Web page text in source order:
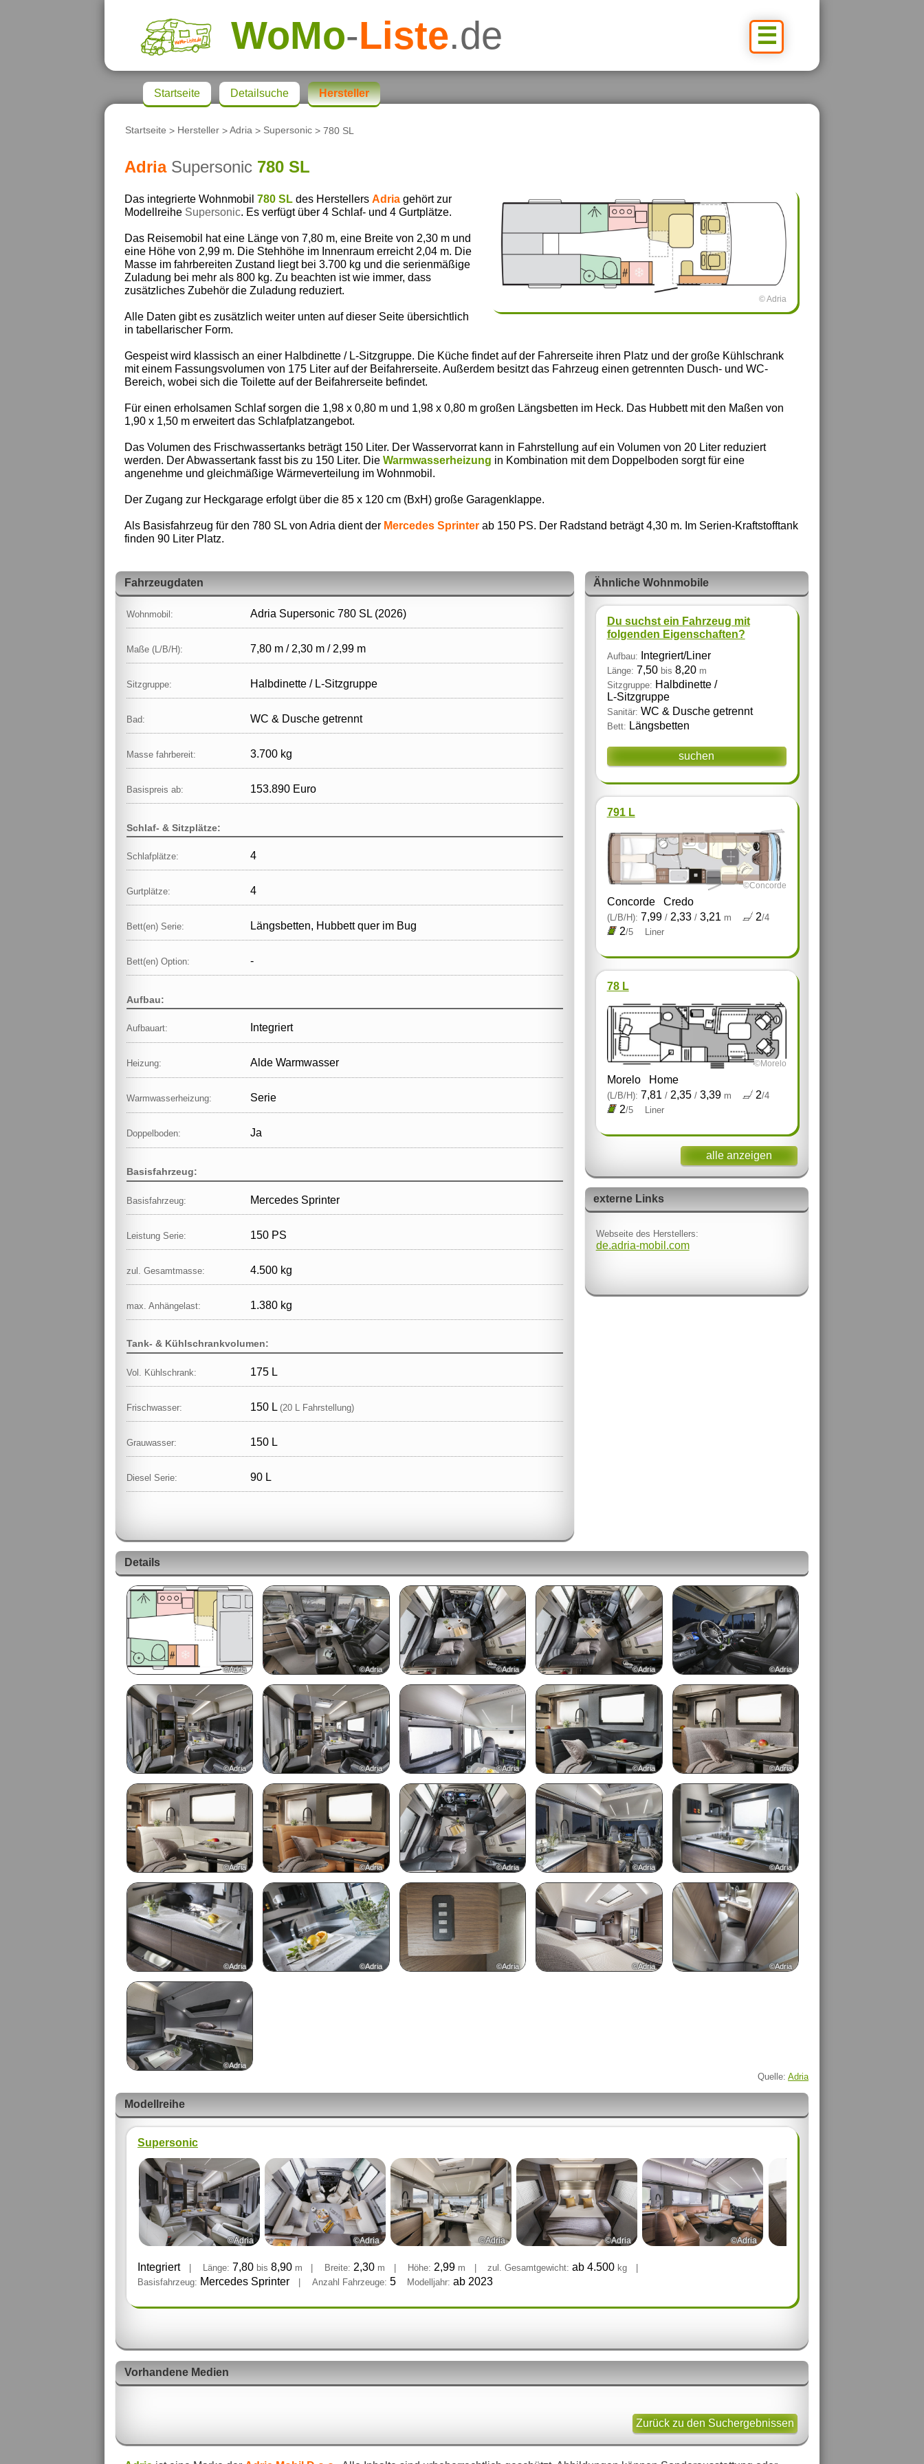
☰
WoMo-Liste.de
Startseite > Hersteller >Adria > Supersonic > 780 SL
Adria Supersonic 780 SL
© Adria
Das integrierte Wohnmobil 780 SLdes Herstellers Adriagehört zur
Modellreihe Supersonic. Es verfügt über 4 Schlaf- und 4 Gurtplätze.
Das Reisemobil hat eine Länge von 7,80 m, eine Breite von 2,30 m und
eine Höhe von 2,99 m. Die Stehhöhe im Innenraum erreicht 2,04 m. Die
Masse im fahrbereiten Zustand liegt bei 3.700 kg und die serienmäßige
Zuladung bei mehr als 800 kg. Zu beachten ist wie immer, dass
zusätzliches Zubehör die Zuladung reduziert.
Alle Daten gibt es zusätzlich weiter unten auf dieser Seite übersichtlich
in tabellarischer Form.
Gespeist wird klassisch an einer Halbdinette / L-Sitzgruppe. Die Küche findet auf der Fahrerseite ihren Platz und der große Kühlschrank
mit einem Fassungsvolumen von 175 Liter auf der Beifahrerseite. Außerdem besitzt das Fahrzeug einen getrennten Dusch- und WC-
Bereich, wobei sich die Toilette auf der Beifahrerseite befindet.
Für einen erholsamen Schlaf sorgen die 1,98 x 0,80 m und 1,98 x 0,80 m großen Längsbetten im Heck. Das Hubbett mit den Maßen von
1,90 x 1,50 m erweitert das Schlafplatzangebot.
Das Volumen des Frischwassertanks beträgt 150 Liter. Der Wasservorrat kann in Fahrstellung auf ein Volumen von 20 Liter reduziert
werden. Der Abwassertank fasst bis zu 150 Liter. Die Warmwasserheizung in Kombination mit dem Doppelboden sorgt für eine
angenehme und gleichmäßige Wärmeverteilung im Wohnmobil.
Der Zugang zur Heckgarage erfolgt über die 85 x 120 cm (BxH) große Garagenklappe.
Als Basisfahrzeug für den 780 SL von Adria dient der Mercedes Sprinterab 150 PS. Der Radstand beträgt 4,30 m. Im Serien-Kraftstofftank
finden 90 Liter Platz.
Fahrzeugdaten
Wohnmobil: Adria Supersonic 780 SL (2026)
Maße (L/B/H): 7,80 m / 2,30 m / 2,99 m
Sitzgruppe: Halbdinette / L‑Sitzgruppe
Bad: WC & Dusche getrennt
Masse fahrbereit: 3.700 kg
Basispreis ab: 153.890 Euro
Schlaf- & Sitzplätze:
Schlafplätze: 4
Gurtplätze: 4
Bett(en) Serie: Längsbetten, Hubbett quer im Bug
Bett(en) Option: -
Aufbau:
Aufbauart: Integriert
Heizung: Alde Warmwasser
Warmwasserheizung: Serie
Doppelboden: Ja
Basisfahrzeug:
Basisfahrzeug: Mercedes Sprinter
Leistung Serie: 150 PS
zul. Gesamtmasse: 4.500 kg
max. Anhängelast: 1.380 kg
Tank- & Kühlschrankvolumen:
Vol. Kühlschrank: 175 L
Frischwasser: 150 L (20 L Fahrstellung)
Grauwasser: 150 L
Diesel Serie: 90 L
Ähnliche Wohnmobile
Du suchst ein Fahrzeug mit
folgenden Eigenschaften?
Aufbau: Integriert/Liner
Länge: 7,50 bis 8,20 m
Sitzgruppe: Halbdinette /
L‑Sitzgruppe
Sanitär: WC & Dusche getrennt
Bett: Längsbetten
suchen
791 L
©Concorde
Concorde Credo
(L/B/H): 7,99 /2,33 /3,21 m 2/4
2/5 Liner
78 L
©Morelo
Morelo Home
(L/B/H): 7,81 /2,35 /3,39 m 2/4
2/5 Liner
alle anzeigen
externe Links
Webseite des Herstellers:
de.adria-mobil.com
Details
©Adria ©Adria ©Adria ©Adria ©Adria
©Adria ©Adria ©Adria ©Adria ©Adria
©Adria ©Adria ©Adria ©Adria ©Adria
©Adria ©Adria ©Adria ©Adria ©Adria
©Adria
Quelle: Adria
Modellreihe
Supersonic
©Adria ©Adria ©Adria ©Adria ©Adria
Integriert Länge: 7,80 bis 8,90 m Breite: 2,30 m Höhe: 2,99 m zul. Gesamtgewicht: ab 4.500 kg
Basisfahrzeug: Mercedes Sprinter Anzahl Fahrzeuge: 5 Modelljahr: ab 2023
Vorhandene Medien
Zurück zu den Suchergebnissen
Startseite Detailsuche Hersteller